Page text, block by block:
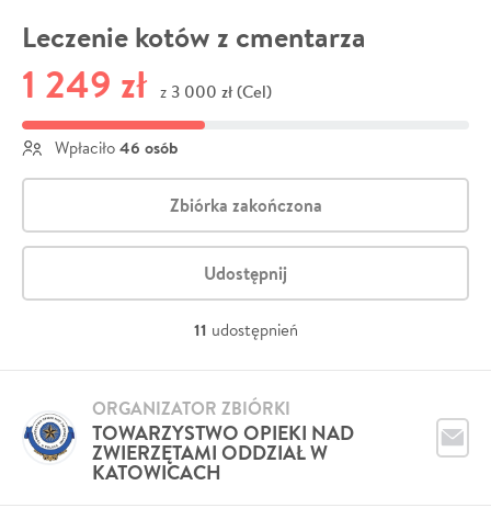
Leczenie kotów z cmentarza
1 249 zł z 3 000 zł (Cel)
Wpłaciło 46 osób
Zbiórka zakończona
Udostępnij
11 udostępnień
TOWARZYSTWO OPIEKI NAD
ZWIERZĘTAMI ODDZIAŁ W
KATOWICACH
ORGANIZATOR ZBIÓRKI